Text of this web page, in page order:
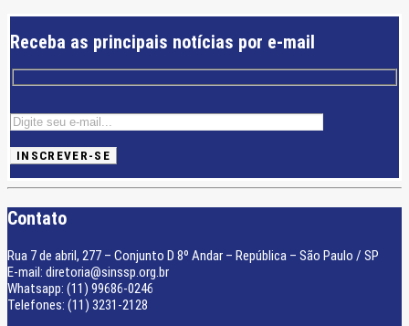
Receba as principais notícias por e-mail
Contato
Rua 7 de abril, 277 – Conjunto D 8º Andar – República – São Paulo / SP
E-mail: diretoria@sinssp.org.br
Whatsapp: (11) 99686-0246
Telefones: (11) 3231-2128